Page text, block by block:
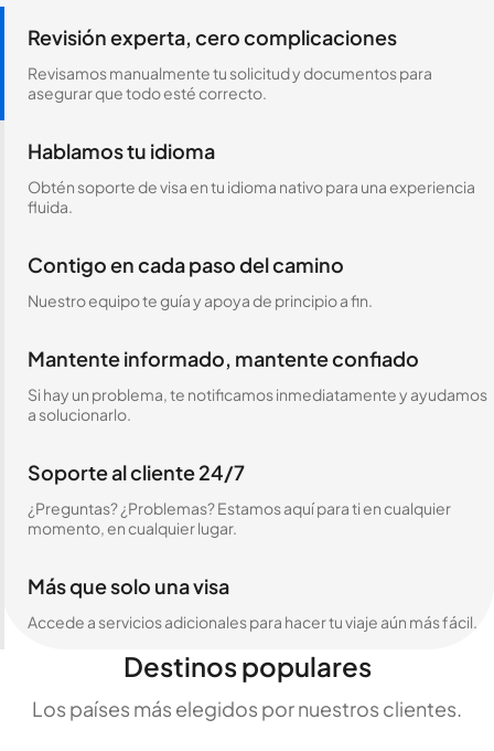
Revisión experta, cero complicaciones
Revisamos manualmente tu solicitud y documentos para
asegurar que todo esté correcto.
Hablamos tu idioma
Obtén soporte de visa en tu idioma nativo para una experiencia
fluida.
Contigo en cada paso del camino
Nuestro equipo te guía y apoya de principio a fin.
Mantente informado, mantente confiado
Si hay un problema, te notificamos inmediatamente y ayudamos
a solucionarlo.
Soporte al cliente 24/7
¿Preguntas? ¿Problemas? Estamos aquí para ti en cualquier
momento, en cualquier lugar.
Más que solo una visa
Accede a servicios adicionales para hacer tu viaje aún más fácil.
Destinos populares
Los países más elegidos por nuestros clientes.